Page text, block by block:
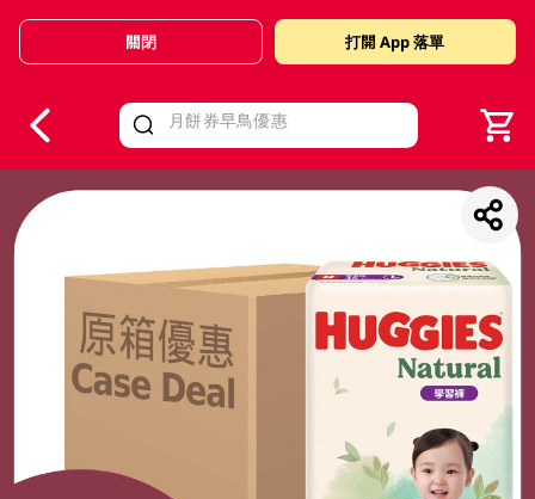
Valid Until 30 June 2026
關閉 打開 App 落單